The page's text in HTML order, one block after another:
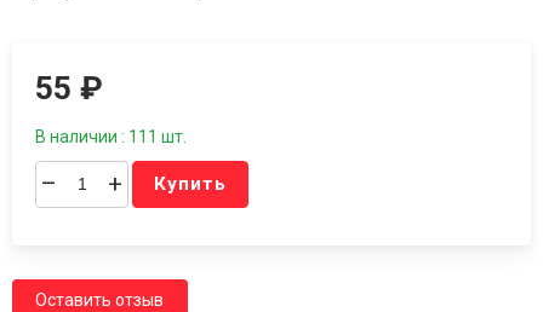
55₽
В наличии : 111 шт.
– + Купить
Оставить отзыв